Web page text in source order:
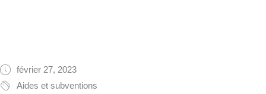
février 27, 2023
Aides et subventions